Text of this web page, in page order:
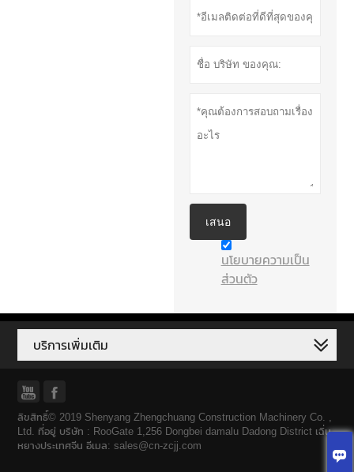

เสนอ
นโยบายความเป็น
ส่วนตัว
บริการเพิ่มเติม
 
ลิขสิทธิ์© 2019 Shenyang Zhengchuang Construction Machinery Co. ,
Ltd. ที่อยู่ บริษัท : RooGate 1,256 Dongbei damalu Dadong District เฉิ่น
หยางประเทศจีน อีเมล: sales@cn-zcjj.com